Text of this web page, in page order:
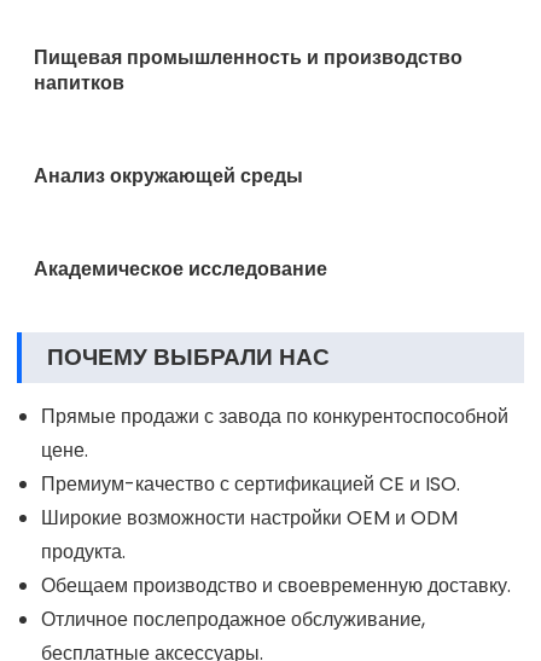
Добыча эфирного масла
Конопляная промышленность
Пищевая промышленность и производство
напитков
Анализ окружающей среды
Академическое исследование
ПОЧЕМУ ВЫБРАЛИ НАС
Прямые продажи с завода по конкурентоспособной